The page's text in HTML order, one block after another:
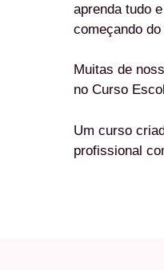
aprenda tudo
começando
Muitas de
no Curso
Um curso
profissional